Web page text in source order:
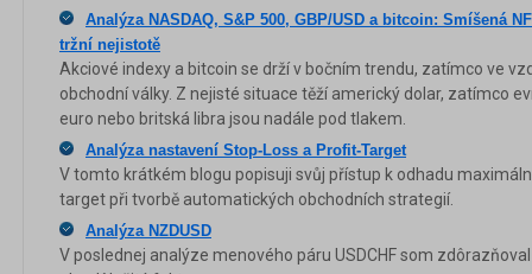
Analýza NASDAQ, S&P 500, GBP/USD a bitcoin: Smíšená
tržní nejistotě
Akciové indexy a bitcoin se drží v bočním trendu, zatímco ve
obchodní války. Z nejisté situace těží americký dolar, zatímco
euro nebo britská libra jsou nadále pod tlakem.
Analýza nastavení Stop-Loss a Profit-Target
V tomto krátkém blogu popisuji svůj přístup k odhadu
target při tvorbě automatických obchodních strategií.
Analýza NZDUSD
V poslednej analýze menového páru USDCHF som